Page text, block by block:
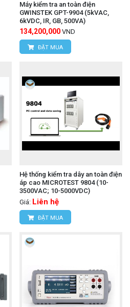
Máy kiểm tra an toàn điện
GWINSTEK GPT-9904 (5kVAC,
6kVDC, IR, GB, 500VA)
134,200,000 VND
ĐẶT MUA
Hệ thống kiểm tra dây an toàn điện
áp cao MICROTEST 9804 (10-
3500VAC; 10-5000VDC)
Giá: Liên hệ
ĐẶT MUA